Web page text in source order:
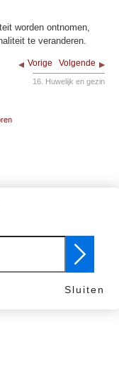
worden ontnomen,
te veranderen.
Vorige Volgende
16. Huwelijk en gezin
Sluiten